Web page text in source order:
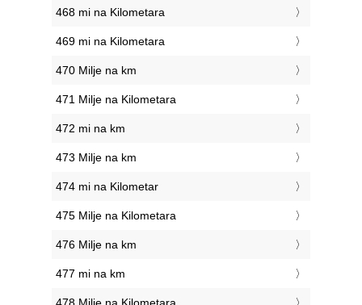
468 mi na Kilometara
469 mi na Kilometara
470 Milje na km
471 Milje na Kilometara
472 mi na km
473 Milje na km
474 mi na Kilometar
475 Milje na Kilometara
476 Milje na km
477 mi na km